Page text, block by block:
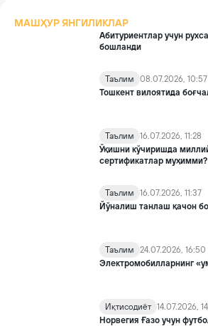
МАШҲУР ЯНГИЛИКЛАР
Абитуриентлар учун
бошланди
Таълим
08.07.2026, 10:57
Тошкент вилоятида
Таълим
16.07.2026, 11:28
Ўқишни кўчиришда
сертификатлар муҳимми?
Таълим
16.07.2026, 11:37
Йўналиш танлаш қачон
Таълим
24.07.2026, 16:50
Электромобилларнинг
Иқтисодиёт 14.07.2026,
Норвегия Ғазо учун